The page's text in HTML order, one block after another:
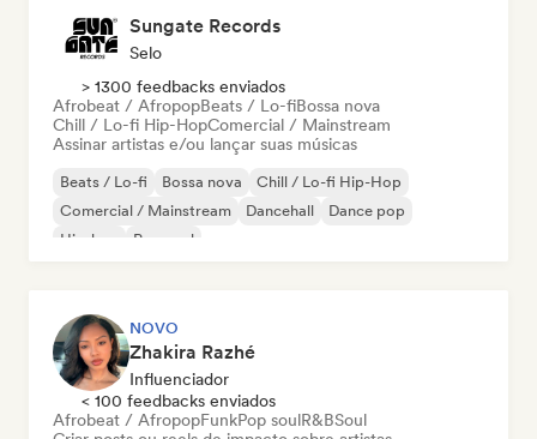
Sungate Records
Selo
> 1300 feedbacks enviados
Afrobeat / AfropopBeats / Lo-fiBossa nova
Chill / Lo-fi Hip-HopComercial / Mainstream
Assinar artistas e/ou lançar suas músicas
Beats / Lo-fi Bossa nova
Chill / Lo-fi Hip-Hop
Comercial / Mainstream
Dancehall
Dance pop
Hip-hop
Pop soul
NOVO
Zhakira Razhé
Influenciador
< 100 feedbacks enviados
Afrobeat / AfropopFunkPop soulR&BSoul